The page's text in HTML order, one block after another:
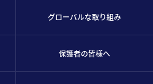
グローバルな取り組み
保護者の皆様へ